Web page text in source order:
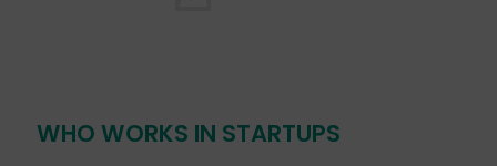
WHO WORKS IN STARTUPS